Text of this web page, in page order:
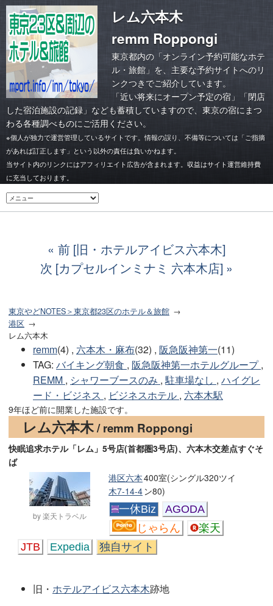
レム六本木
remm Roppongi
東京都内の「オンライン予約可能なホテ
ル・旅館」を、主要な予約サイトへのリ
ンクつきでご紹介しています。
「近い将来にオープン予定の宿」「閉店
した宿泊施設の記録 」なども蓄積していますので、東京の宿にまつ
わる各種調べものにご活用ください。
※個人が独力で運営管理しているサイトです。情報の誤り、不備等については「ご指摘
があれば訂正します」という以外の責任は負いかねます。
当サイト内のリンクにはアフィリエイト広告が含まれます。収益はサイト運営維持費
に充当しております。
前 [旧・ホテルアイビス六本木]
次 [カプセルインミナミ 六本木店]
東京やどNOTES＞東京都23区のホテル＆旅館
港区
レム六本木
remm(4) , 六本木・麻布(32) , 阪急阪神第一(11)
TAG: バイキング朝食 , 阪急阪神第一ホテルグループ,
REMM , シャワーブースのみ , 駐車場なし , ハイグレ
ード・ビジネス , ビジネスホテル , 六本木駅
9年ほど前に開業した施設です。
レム六本木/ remm Roppongi
快眠追求ホテル「レム」5号店(首都圏3号店)、六本木交差点すぐそ
ば
by 楽天トラベル
400室(シングル320ツイ
ン80)
港区六本
木7-14-4
一休Biz
AGODA
じゃらん
楽天
JTB
Expedia 独自サイト
旧・ ホテルアイビス六本木跡地